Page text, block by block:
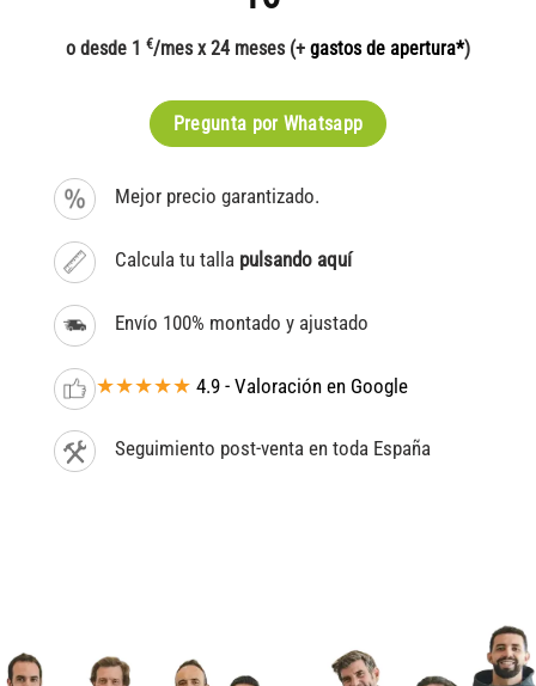
o desde 1 €/mes x 24 meses (+ gastos de apertura*)
Pregunta por Whatsapp
Mejor precio garantizado.
Calcula tu talla pulsando aquí
Envío 100% montado y ajustado
★★★★★ 4.9 - Valoración en Google
Seguimiento post-venta en toda España